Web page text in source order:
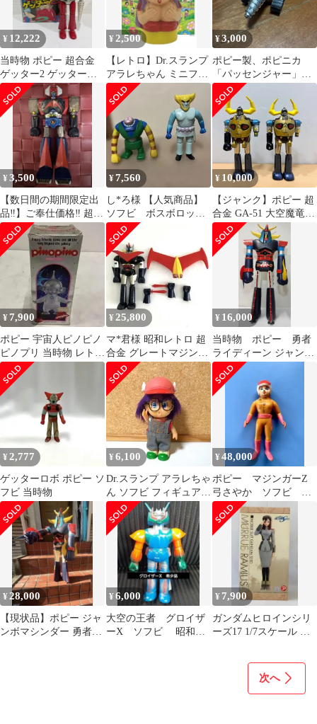
¥ 12,222
当時物 ポピー 超合金
ゲッター2 ゲッターロ
ボ（ ソフビ マジンガー
Ｚ ）
¥ 2,500
【レトロ】Dr.スランプ
アラレちゃん ミニフィ
ギュア（則巻アラレ）
約6cm
¥3,000
ポピー製、ポピニカ
「パッセンジャー」。
ザ・ウルトラマンに登
場するメカです
¥3,500
【数日間の期間限定出
品‼️】ご奉仕価格‼️ 超合
金 ダンガードA
¥7,560
し*ろ様 【人気商品】
ソフビ ボスボロッ
ト イキマ ポピー
1970年代 2体セ
¥ 10,000
【ジャンク】ポピー 超
合金 GA-51 大空魔竜ガ
イキング 当時物 2体セ
ット
¥ 7,900
ポピー 宇宙人ピノピノ
ピノプリ 当時物 レトロ
ソフビ 箱付き 希少約
10cm
¥25,800
マ*君様 昭和レトロ 超
合金 グレートマジンガ
ー
¥ 16,000
当時物 ポピー 勇者
ライディーン ジャンボ
マシンダー 本体 検
索 超合金
¥ 2,777
ゲッターロボ ポピー ソ
フビ 当時物
¥ 6,100
Dr.スランプ アラレちゃ
ん ソフビ フィギュア
ポピー 当時物 貴重
¥48,000
ポピー マジンガーZ
弓さやか ソフビ 当
時物
¥28,000
【現状品】ポピー ジャ
ンボマシンダー 勇者ラ
¥6,000
大空の王者 グロイザ
ーX ソフビ 昭和レ
¥ 7,900
ガンダムヒロインシリ
ーズ17 1/7スケール
次へ